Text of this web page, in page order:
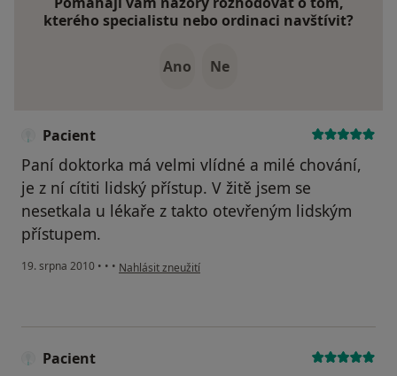
kterého specialistu nebo ordinaci navštívit?
Ano Ne
Pacient
Paní doktorka má velmi vlídné a milé chování,
je z ní cítiti lidský přístup. V žitě jsem se
nesetkala u lékaře z takto otevřeným lidským
přístupem.
19. srpna 2010 • • • podle názoru uživatele Pacient
Nahlásit zneužití
Pacient